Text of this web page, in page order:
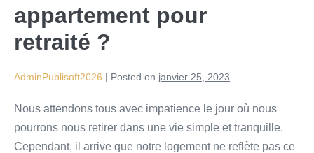
appartement pour
retraité ?
AdminPublisoft2026 | Posted on janvier 25, 2023
Nous attendons tous avec impatience le jour où nous
pourrons nous retirer dans une vie simple et tranquille.
Cependant, il arrive que notre logement ne reflète pas ce